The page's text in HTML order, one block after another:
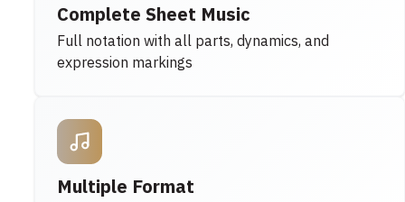
Complete Sheet Music
Full notation with all parts, dynamics, and
expression markings
Multiple Format